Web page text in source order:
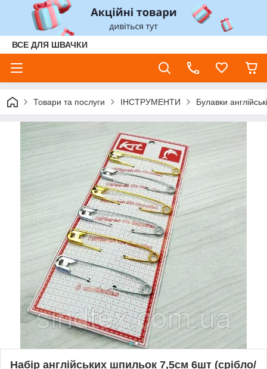
ВСЕ ДЛЯ ШВАЧКИ
Товари та послуги ІНСТРУМЕНТИ Булавки англійські
Набір англійських шпильок 7,5см 6шт (срібло/